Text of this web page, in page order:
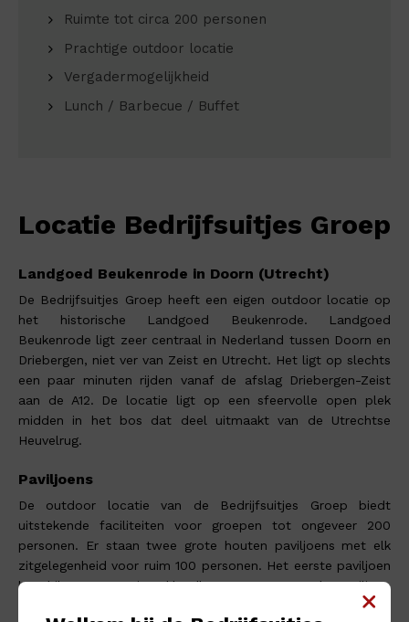
Ruimte tot circa 200 personen
Prachtige outdoor locatie
Vergadermogelijkheid
Lunch / Barbecue / Buffet
Locatie Bedrijfsuitjes Groep
Landgoed Beukenrode in Doorn (Utrecht)
De Bedrijfsuitjes Groep heeft een eigen outdoor locatie op
het historische Landgoed Beukenrode. Landgoed
Beukenrode ligt zeer centraal in Nederland tussen Doorn en
Driebergen, niet ver van Zeist en Utrecht. Het ligt op slechts
een paar minuten rijden vanaf de afslag Driebergen-Zeist
aan de A12. De locatie ligt op een sfeervolle open plek
midden in het bos dat deel uitmaakt van de Utrechtse
Heuvelrug.
Paviljoens
De outdoor locatie van de Bedrijfsuitjes Groep biedt
uitstekende faciliteiten voor groepen tot ongeveer 200
personen. Er staan twee grote houten paviljoens met elk
zitgelegenheid voor ruim 100 personen. Het eerste paviljoen
beschikt over 2 ruime kleedkamers. Het tweede paviljoen
dat veel gebruikt wordt voor vergaderingen en presentaties